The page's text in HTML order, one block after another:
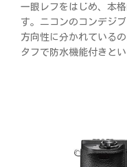
一眼レフをはじめ、本
す。ニコンのコンデジ
方向性に分かれている
タフで防水機能付きと